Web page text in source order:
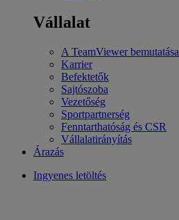
Vállalat
A TeamViewer bemutatása
Karrier
Befektetők
Sajtószoba
Vezetőség
Sportpartnerség
Fenntarthatóság és CSR
Vállalatirányítás
Árazás
Ingyenes letöltés